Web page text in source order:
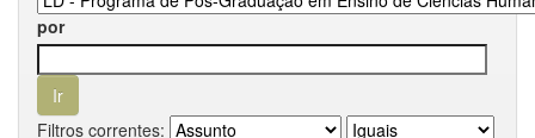
por
Filtros correntes: